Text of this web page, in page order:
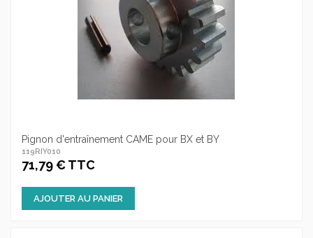
Pignon d'entraînement CAME pour BX et BY
119RIY010
71,79 € TTC
AJOUTER AU PANIER